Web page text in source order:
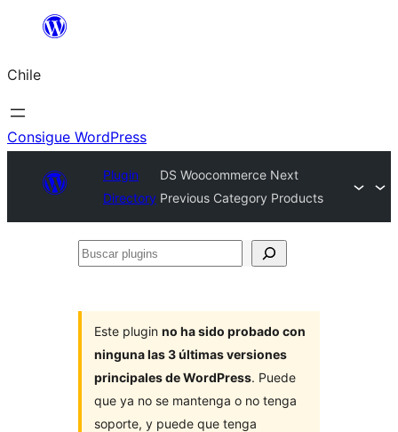
Saltar
contenido
Chile
Consigue WordPress
Plugin
Directory
DS Woocommerce Next
Previous Category Products
Buscar
Este plugin no ha sido probado con
ninguna las 3 últimas versiones
principales de WordPress. Puede
que ya no se mantenga o no tenga
soporte, y puede que tenga